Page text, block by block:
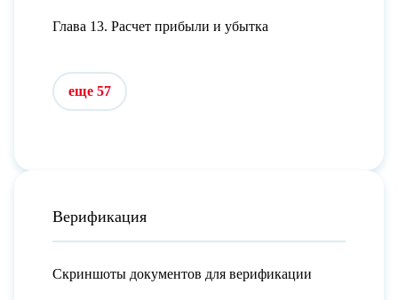
Глава 13. Расчет прибыли и убытка
еще 57
Верификация
Скриншоты документов для верификации